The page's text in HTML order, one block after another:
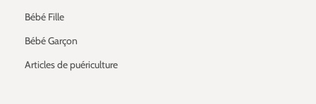
Bébé Fille
Bébé Garçon
Articles de puériculture